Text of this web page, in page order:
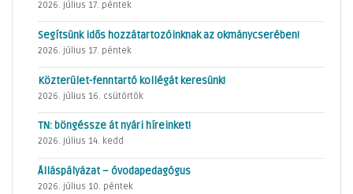
2026. július 17. péntek
Segítsünk idős hozzátartozóinknak az okmánycserében!
2026. július 17. péntek
Közterület-fenntartó kollégát keresünk!
2026. július 16. csütörtök
TN: böngéssze át nyári híreinket!
2026. július 14. kedd
Álláspályázat – óvodapedagógus
2026. július 10. péntek